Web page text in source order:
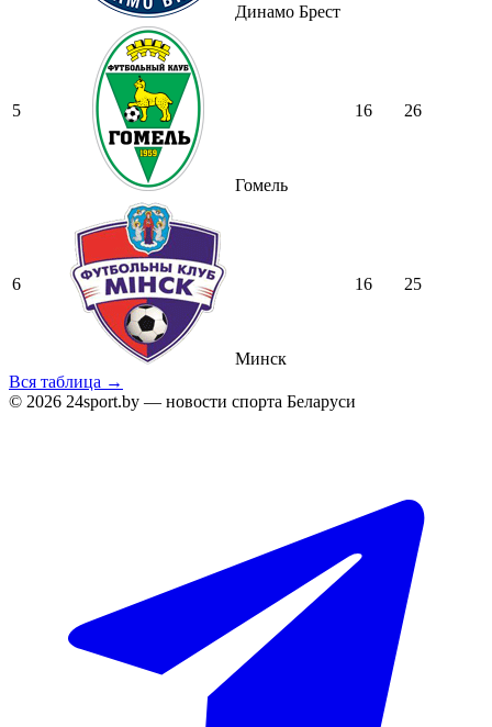
Динамо Брест
5
Гомель
16 26
6
Минск
16 25
Вся таблица →
© 2026 24sport.by — новости спорта Беларуси